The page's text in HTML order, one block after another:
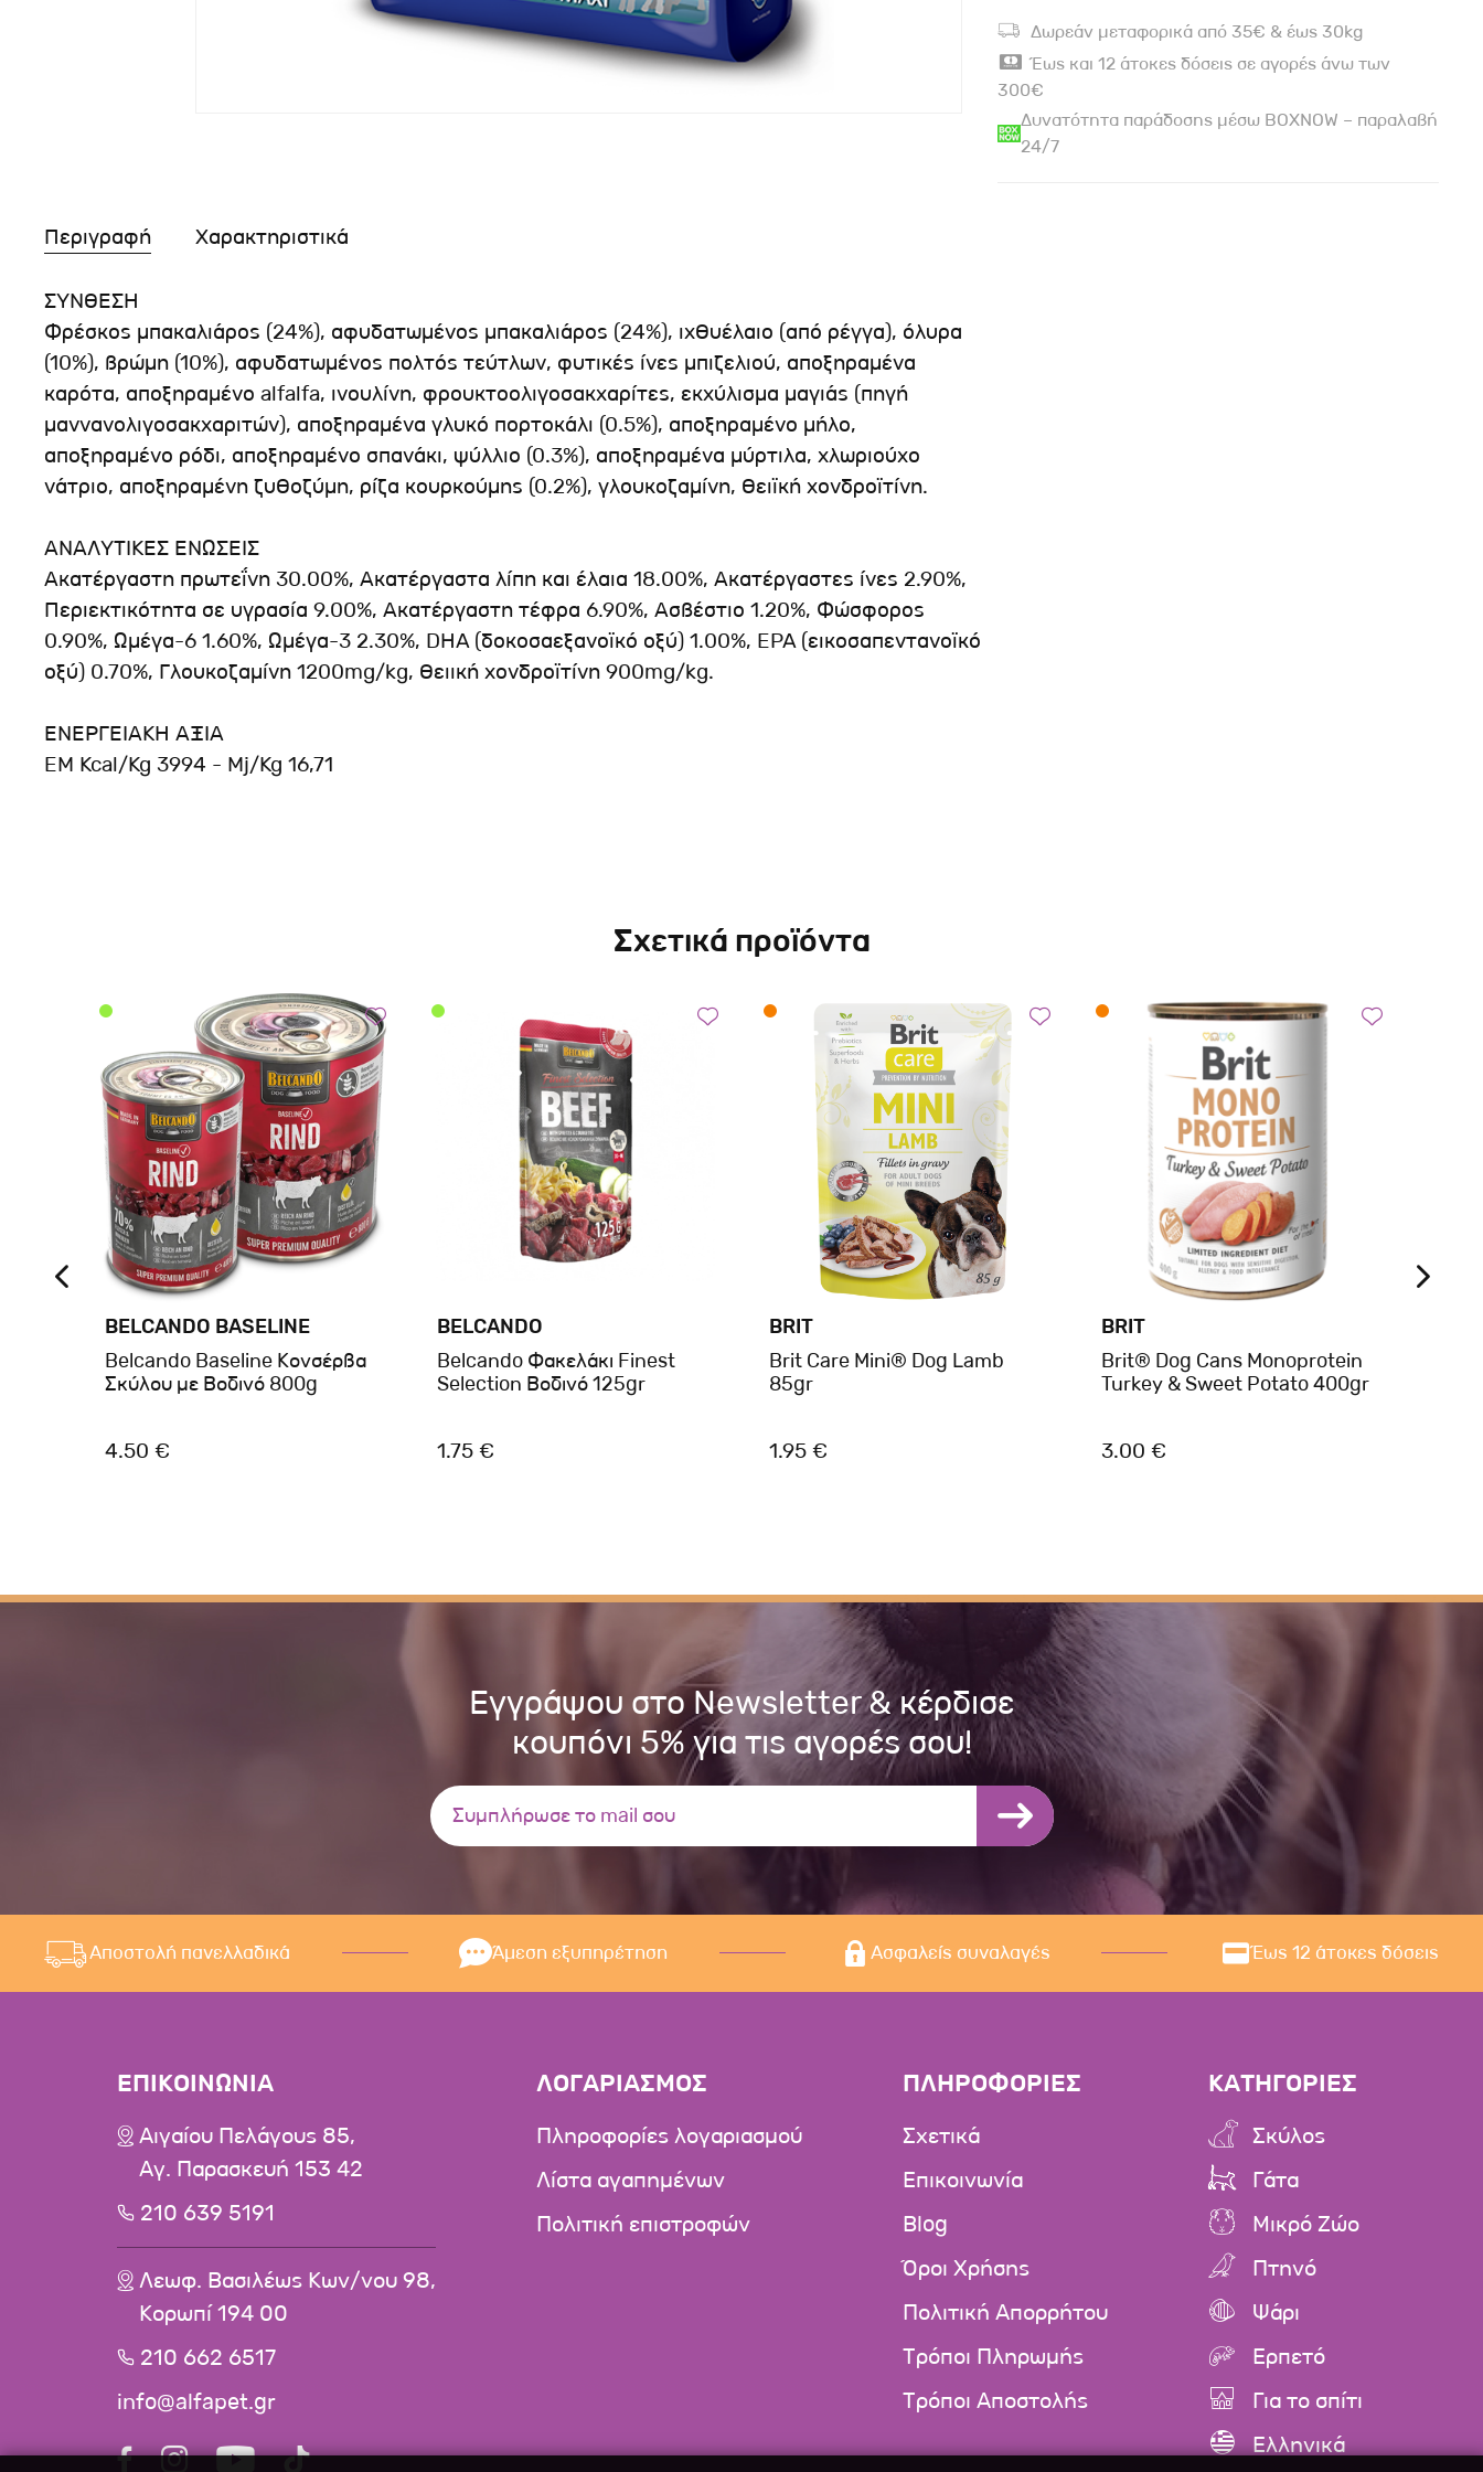
Δωρεάν μεταφορικά από 35€ & έως 30kg
Έως και 12 άτοκες δόσεις σε αγορές άνω των
300€
Δυνατότητα παράδοσης μέσω BOXNOW – παραλαβή
24/7
Περιγραφή Χαρακτηριστικά
ΣΥΝΘΕΣΗ
Φρέσκος μπακαλιάρος (24%), αφυδατωμένος μπακαλιάρος (24%), ιχθυέλαιο (από ρέγγα), όλυρα
(10%), βρώμη (10%), αφυδατωμένος πολτός τεύτλων, φυτικές ίνες μπιζελιού, αποξηραμένα
καρότα, αποξηραμένο alfalfa, ινουλίνη, φρουκτοολιγοσακχαρίτες, εκχύλισμα μαγιάς (πηγή
μαννανολιγοσακχαριτών), αποξηραμένα γλυκό πορτοκάλι (0.5%), αποξηραμένο μήλο,
αποξηραμένο ρόδι, αποξηραμένο σπανάκι, ψύλλιο (0.3%), αποξηραμένα μύρτιλα, χλωριούχο
νάτριο, αποξηραμένη ζυθοζύμη, ρίζα κουρκούμης (0.2%), γλουκοζαμίνη, θειϊκή χονδροϊτίνη.
ΑΝΑΛΥΤΙΚΕΣ ΕΝΩΣΕΙΣ
Ακατέργαστη πρωτεΐνη 30.00%, Ακατέργαστα λίπη και έλαια 18.00%, Ακατέργαστες ίνες 2.90%,
Περιεκτικότητα σε υγρασία 9.00%, Ακατέργαστη τέφρα 6.90%, Ασβέστιο 1.20%, Φώσφορος
0.90%, Ωμέγα-6 1.60%, Ωμέγα-3 2.30%, DHA (δοκοσαεξανοϊκό οξύ) 1.00%, EPA (εικοσαπεντανοϊκό
οξύ) 0.70%, Γλουκοζαμίνη 1200mg/kg, Θειική χονδροϊτίνη 900mg/kg.
ΕΝΕΡΓΕΙΑΚΗ ΑΞΙΑ
EM Kcal/Kg 3994 - Mj/Kg 16,71
Σχετικά προϊόντα
BELCANDO BASELINE
Belcando Baseline Κονσέρβα
Σκύλου με Βοδινό 800g
4.50 €
BELCANDO
Belcando Φακελάκι Finest
Selection Βοδινό 125gr
1.75 €
BRIT
Brit Care Mini® Dog Lamb
85gr
1.95 €
BRIT
Brit® Dog Cans Monoprotein
Turkey & Sweet Potato 400gr
3.00 €
Εγγράψου στο Newsletter & κέρδισε
κουπόνι 5% για τις αγορές σου!
Αποστολή πανελλαδικά Άμεση εξυπηρέτηση Ασφαλείς συναλαγές Έως 12 άτοκες δόσεις
ΕΠΙΚΟΙΝΩΝΙΑ
Αιγαίου Πελάγους 85,
Αγ. Παρασκευή 153 42
210 639 5191
Λεωφ. Βασιλέως Κων/νου 98,
Κορωπί 194 00
210 662 6517
info@alfapet.gr
ΛΟΓΑΡΙΑΣΜΟΣ
Πληροφορίες λογαριασμού
Λίστα αγαπημένων
Πολιτική επιστροφών
ΠΛΗΡΟΦΟΡΙΕΣ
Σχετικά
Επικοινωνία
Blog
Όροι Χρήσης
Πολιτική Απορρήτου
Τρόποι Πληρωμής
Τρόποι Αποστολής
ΚΑΤΗΓΟΡΙΕΣ
Σκύλος
Γάτα
Μικρό Ζώο
Πτηνό
Ψάρι
Ερπετό
Για το σπίτι
Ελληνικά